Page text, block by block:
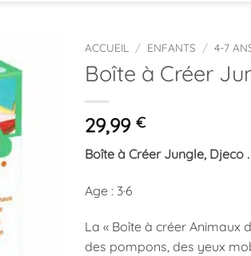
liste
d’envies
ACCUEIL / ENFANTS / 4-7
Boîte à Créer
29,99 €
Boîte à Créer Jungle, Djeco .
Age : 3·6
La « Boîte à créer Animaux
des pompons, des yeux